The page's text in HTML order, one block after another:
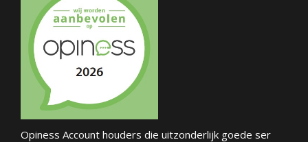
Opiness Account houders die uitzonderlijk goede ser